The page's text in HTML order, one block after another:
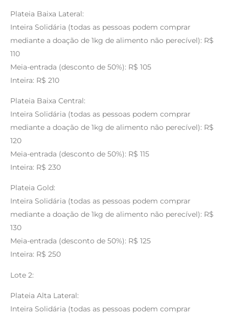
Plateia Baixa Lateral:
Inteira Solidária (todas as pessoas podem comprar
mediante a doação de 1kg de alimento não perecível): R$
110
Meia-entrada (desconto de 50%): R$ 105
Inteira: R$ 210
Plateia Baixa Central:
Inteira Solidária (todas as pessoas podem comprar
mediante a doação de 1kg de alimento não perecível): R$
120
Meia-entrada (desconto de 50%): R$ 115
Inteira: R$ 230
Plateia Gold:
Inteira Solidária (todas as pessoas podem comprar
mediante a doação de 1kg de alimento não perecível): R$
130
Meia-entrada (desconto de 50%): R$ 125
Inteira: R$ 250
Lote 2:
Plateia Alta Lateral:
Inteira Solidária (todas as pessoas podem comprar